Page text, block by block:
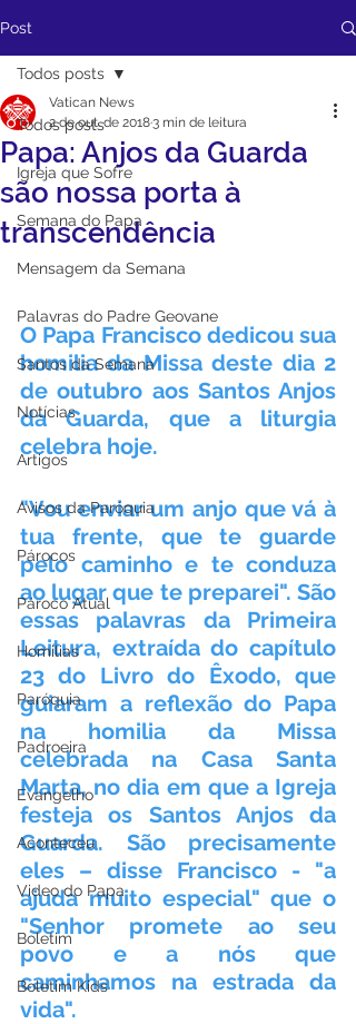
Post
Todos posts
Igreja que Sofre
Semana do Papa
Mensagem da Semana
Palavras do Padre Geovane
Santos da Semana
Notícias
Artigos
Avisos da Paróquia
Párocos
Pároco Atual
Homilias
Paróquia
Padroeira
Evangelho
Aconteceu
Video do Papa
Boletim
Boletim Kids
Todos posts
Papa: Anjos da Guarda
são nossa porta à
transcendência
Vatican News
2 de out. de 20183 min de leitura
O Papa Francisco dedicou sua
homilia da Missa deste dia 2
de outubro aos Santos Anjos
da Guarda, que a liturgia
celebra hoje.
"Vou enviar um anjo que vá à
tua frente, que te guarde
pelo caminho e te conduza
ao lugar que te preparei". São
essas palavras da Primeira
Leitura, extraída do capítulo
23 do Livro do Êxodo, que
guiaram a reflexão do Papa
na homilia da Missa
celebrada na Casa Santa
Marta, no dia em que a Igreja
festeja os Santos Anjos da
Guarda. São precisamente
eles – disse Francisco - "a
ajuda muito especial" que o
"Senhor promete ao seu
povo e a nós que
caminhamos na estrada da
vida".